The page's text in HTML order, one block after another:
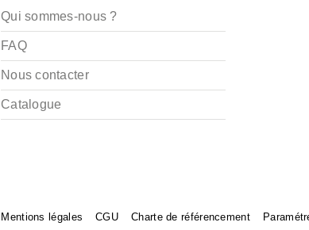
Qui sommes-nous ?
FAQ
Nous contacter
Catalogue
Mentions légales CGU Charte de référencement